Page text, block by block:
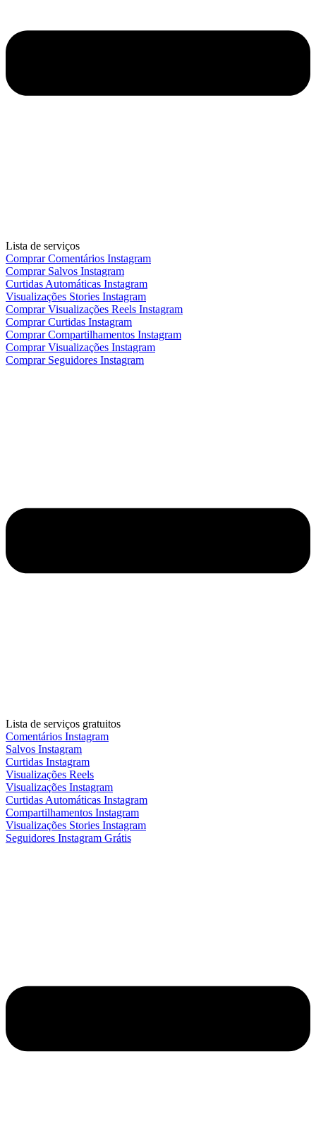
Lista de serviços
Comprar Comentários Instagram
Comprar Salvos Instagram
Curtidas Automáticas Instagram
Visualizações Stories Instagram
Comprar Visualizações Reels Instagram
Comprar Curtidas Instagram
Comprar Compartilhamentos Instagram
Comprar Visualizações Instagram
Comprar Seguidores Instagram
Lista de serviços gratuitos
Comentários Instagram
Salvos Instagram
Curtidas Instagram
Visualizações Reels
Visualizações Instagram
Curtidas Automáticas Instagram
Compartilhamentos Instagram
Visualizações Stories Instagram
Seguidores Instagram Grátis